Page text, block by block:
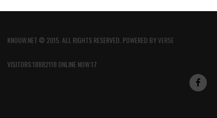
KNOOW.NET © 2015. ALL RIGHTS RESERVED. POWERED BYVERSE
VISITORS:18882118 ONLINE NOW:17